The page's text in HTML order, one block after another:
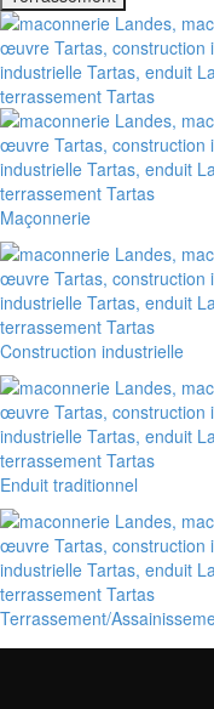
Maçonnerie
Construction industrielle
Enduit traditionnel
Terrassement/